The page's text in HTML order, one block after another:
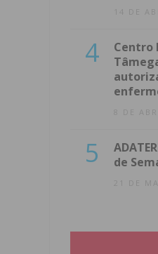
14 DE
4
Centro
8 DE
5
de
21 DE